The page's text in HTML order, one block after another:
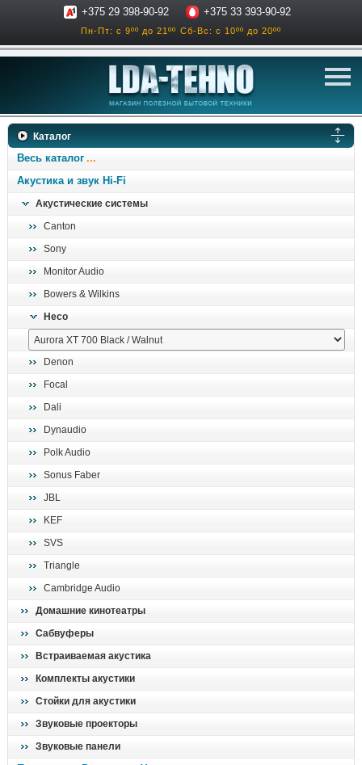
+375 29 398-90-92 +375 33 393-90-92
Пн-Пт: с 9ºº до 21ºº Сб-Вс: с 10ºº до 20ºº
телевизоры
ресиверы, усилители
Каталог
Весь каталог
Акустика и звук Hi-Fi
Акустические системы
Canton
Sony
Monitor Audio
Bowers & Wilkins
Heco
Denon
Focal
Dali
Dynaudio
Polk Audio
Sonus Faber
JBL
KEF
SVS
Triangle
Cambridge Audio
Домашние кинотеатры
Сабвуферы
Встраиваемая акустика
Комплекты акустики
Стойки для акустики
Звуковые проекторы
Звуковые панели